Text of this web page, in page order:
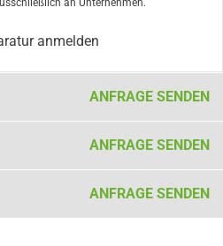
an Unternehmen.
anmelden
ANFRAGE SENDEN
ANFRAGE SENDEN
ANFRAGE SENDEN